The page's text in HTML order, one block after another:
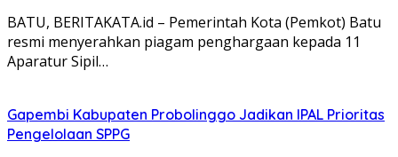
BATU, BERITAKATA.id – Pemerintah Kota (Pemkot) Batu
resmi menyerahkan piagam penghargaan kepada 11
Aparatur Sipil…
Gapembi Kabupaten Probolinggo Jadikan IPAL Prioritas
Pengelolaan SPPG